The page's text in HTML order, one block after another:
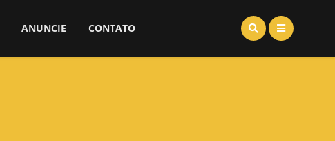
ANUNCIE CONTATO